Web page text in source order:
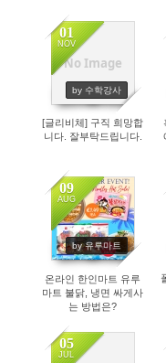
No Image
01
NOV
by 수학강사
1298
[글리비체] 구직 희망합
니다. 잘부탁드립니다.
09
AUG
by 유루마트
1480
온라인 한인마트 유루
마트 불닭, 냉면 싸게사
는 방법은?
05
JUL